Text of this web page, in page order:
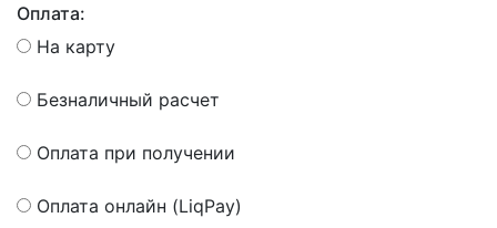
Оплата:
На карту
Безналичный расчет
Оплата при получении
Оплата онлайн (LiqPay)